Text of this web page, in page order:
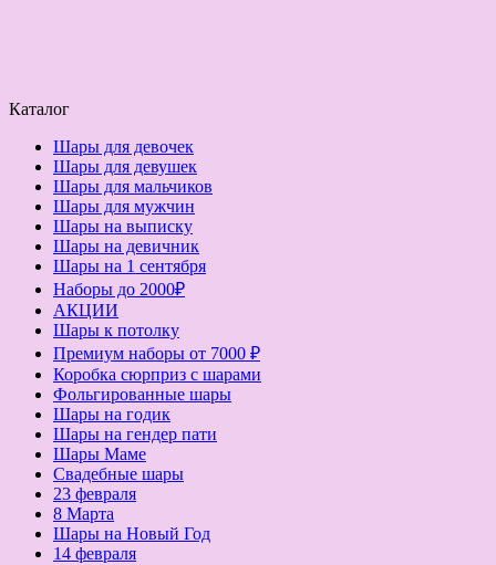
Каталог
Шары для девочек
Шары для девушек
Шары для мальчиков
Шары для мужчин
Шары на выписку
Шары на девичник
Шары на 1 сентября
Наборы до 2000₽
АКЦИИ
Шары к потолку
Премиум наборы от 7000 ₽
Коробка сюрприз с шарами
Фольгированные шары
Шары на годик
Шары на гендер пати
Шары Маме
Свадебные шары
23 февраля
8 Марта
Шары на Новый Год
14 февраля